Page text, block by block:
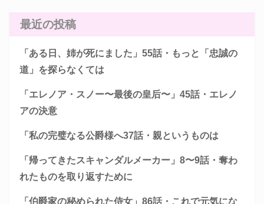
最近の投稿
「ある日、姉が死にました」55話・もっと「忠誠の
道」を探らなくては
「エレノア・スノー〜最後の皇后〜」45話・エレノ
アの決意
「私の完璧なる公爵様へ37話・親というものは
「帰ってきたスキャンダルメーカー」8〜9話・奪わ
れたものを取り返すために
「伯爵家の秘められた侍女」86話・これで元気にな